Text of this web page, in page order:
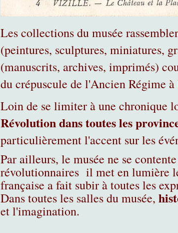
Les collections du musée
(peintures, sculptures, miniatures,
(manuscrits, archives, imprimés)
du crépuscule de l'Ancien Régime
Loin de se limiter à une chronique
Révolution dans toutes les
particulièrement l'accent sur les
Par ailleurs, le musée ne se
révolutionnaires il met en lumière
française a fait subir à toutes les
Dans toutes les salles du musée,
et l'imagination.